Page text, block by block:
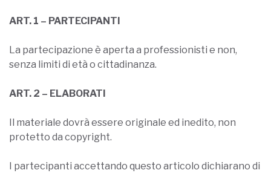
ART. 1 – PARTECIPANTI
La partecipazione è aperta a professionisti e non,
senza limiti di età o cittadinanza.
ART. 2 – ELABORATI
Il materiale dovrà essere originale ed inedito, non
protetto da copyright.
I partecipanti accettando questo articolo dichiarano di